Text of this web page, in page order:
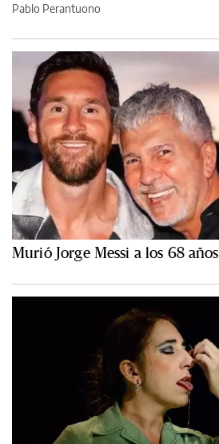
Pablo Perantuono
Murió Jorge Messi a los 68 años